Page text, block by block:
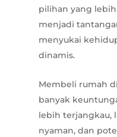
pilihan yang
menjadi
menyukai
dinamis.
Membeli rumah
banyak
lebih terjangkau,
nyaman, dan